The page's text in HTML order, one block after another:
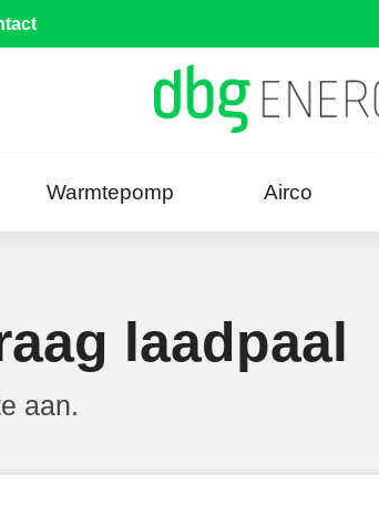
Warmtepomp Airco
laadpaal
aan.